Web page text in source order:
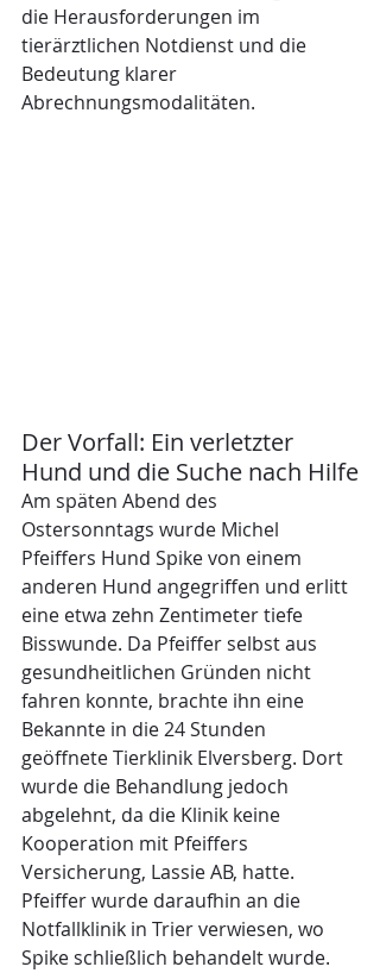
die Herausforderungen im
tierärztlichen Notdienst und die
Bedeutung klarer
Abrechnungsmodalitäten.
Der Vorfall: Ein verletzter
Hund und die Suche nach Hilfe
Am späten Abend des
Ostersonntags wurde Michel
Pfeiffers Hund Spike von einem
anderen Hund angegriffen und erlitt
eine etwa zehn Zentimeter tiefe
Bisswunde. Da Pfeiffer selbst aus
gesundheitlichen Gründen nicht
fahren konnte, brachte ihn eine
Bekannte in die 24 Stunden
geöffnete Tierklinik Elversberg. Dort
wurde die Behandlung jedoch
abgelehnt, da die Klinik keine
Kooperation mit Pfeiffers
Versicherung, Lassie AB, hatte.
Pfeiffer wurde daraufhin an die
Notfallklinik in Trier verwiesen, wo
Spike schließlich behandelt wurde.